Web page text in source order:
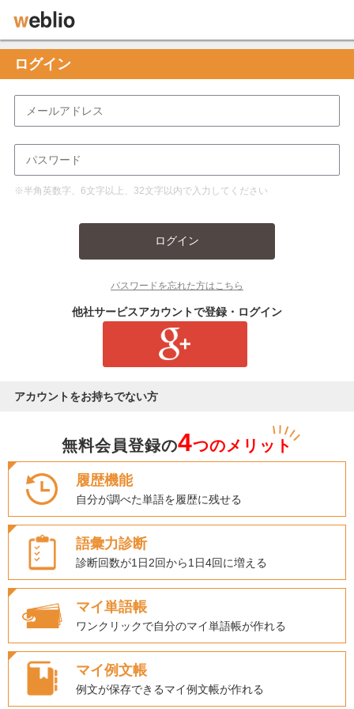
ログイン
※半角英数字、6文字以上、32文字以内で入力してください
ログイン
パスワードを忘れた方はこちら
他社サービスアカウントで登録・ログイン
アカウントをお持ちでない方
無料会員登録の4つのメリット
履歴機能
自分が調べた単語を履歴に残せる
語彙力診断
診断回数が1日2回から1日4回に増える
マイ単語帳
ワンクリックで自分のマイ単語帳が作れる
マイ例文帳
例文が保存できるマイ例文帳が作れる